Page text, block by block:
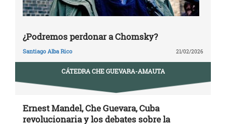
¿Podremos perdonar a Chomsky?
Santiago Alba Rico 21/02/2026
CÁTEDRA CHE GUEVARA-AMAUTA
Ernest Mandel, Che Guevara, Cuba
revolucionaria y los debates sobre la